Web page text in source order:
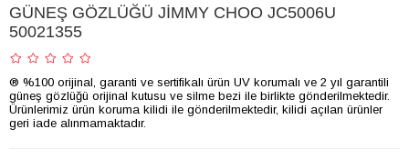
GÜNEŞ GÖZLÜĞÜ JİMMY CHOO JC5006U
50021355
® %100 orijinal, garanti ve sertifikalı ürün UV korumalı ve 2 yıl garantili
güneş gözlüğü orijinal kutusu ve silme bezi ile birlikte gönderilmektedir.
Ürünlerimiz ürün koruma kilidi ile gönderilmektedir, kilidi açılan ürünler
geri iade alınmamaktadır.